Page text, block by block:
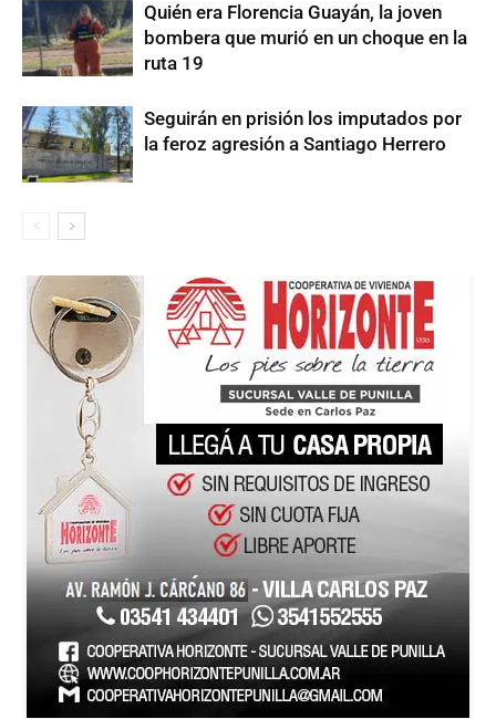
Quién era Florencia Guayán, la joven
bombera que murió en un choque en la
ruta 19
Seguirán en prisión los imputados por
la feroz agresión a Santiago Herrero